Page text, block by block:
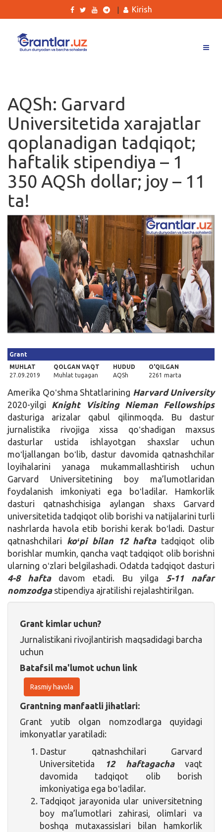
Ishlar
Kurslar
Blog
Yana
Qidirish
Kirish
Kirish
AQSh: Garvard
Universitetida xarajatlar
qoplanadigan tadqiqot;
haftalik stipendiya – 1
350 AQSh dollar; joy – 11
ta!
Grant
MUHLAT
27.09.2019
QOLGAN VAQT
Muhlat tugagan
HUDUD
AQSh
O'QILGAN
2261 marta
Amerika Qoʻshma Shtatlarining Harvard University
2020-yilgi Knight Visiting Nieman Fellowships
dasturiga arizalar qabul qilinmoqda. Bu dastur
jurnalistika rivojiga xissa qoʻshadigan maxsus
dasturlar ustida ishlayotgan shaxslar uchun
moʻljallangan boʻlib, dastur davomida qatnashchilar
loyihalarini yanaga mukammallashtirish uchun
Garvard Universitetining boy ma’lumotlaridan
foydalanish imkoniyati ega boʻladilar. Hamkorlik
dasturi qatnashchisiga aylangan shaxs Garvard
universitetida tadqiqot olib borishi va natijalarini turli
nashrlarda havola etib borishi kerak boʻladi. Dastur
qatnashchilari
koʻpi bilan 12 haftatadqiqot olib
borishlar mumkin, qancha vaqt tadqiqot olib borishni
ularning oʻzlari belgilashadi. Odatda tadqiqot dasturi
4-8 haftadavom etadi. Bu yilga 5-11 nafar
nomzodga stipendiya ajratilishi rejalashtirilgan.
Grant kimlar uchun?
Jurnalistikani rivojlantirish maqsadidagi barcha
uchun
Batafsil ma'lumot uchun link
Rasmiy havola
Grantning manfaatli jihatlari:
Grant yutib olgan nomzodlarga quyidagi
imkonyatlar yaratiladi:
Dastur qatnashchilari Garvard
Universitetida
12 haftagachavaqt
davomida tadqiqot olib borish
imkoniyatiga ega boʻladilar.
Tadqiqot jarayonida ular universitetning
boy ma’lumotlari zahirasi, olimlari va
boshqa mutaxassislari bilan hamkorlik